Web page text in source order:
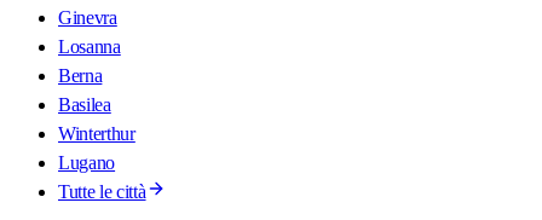
Ginevra
Losanna
Berna
Basilea
Winterthur
Lugano
Tutte le città